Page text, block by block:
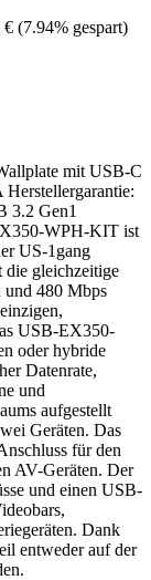
€ (7.94% gespart)
mit USB-C
3.2 Gen1
WPH-KIT ist
US-1gang
die gleichzeitige
und 480 Mbps
USB-EX350-
oder hybride
Datenrate,
und
aufgestellt
Geräten. Das
für den
AV-Geräten. Der
und einen USB-
Dank
entweder auf der